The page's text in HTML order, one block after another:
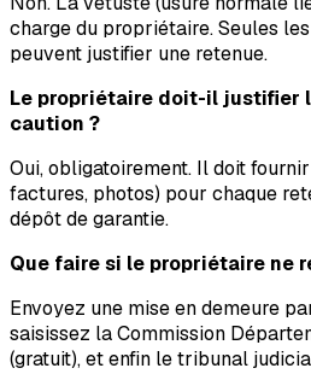
charge du propriétaire. Seules
peuvent justifier une retenue.
Le propriétaire doit-il justifier
caution ?
Oui, obligatoirement. Il doit
factures, photos) pour chaque
dépôt de garantie.
Que faire si le propriétaire ne
Envoyez une mise en demeure
saisissez la Commission
(gratuit), et enfin le tribunal